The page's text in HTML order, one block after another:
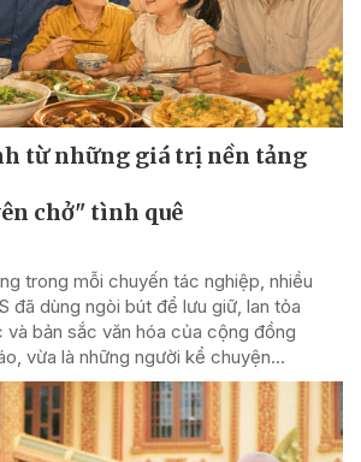
từ những giá trị nền tảng
chở" tình quê
trong mỗi chuyến tác nghiệp, nhiều
đã dùng ngòi bút để lưu giữ, lan tỏa
bản sắc văn hóa của cộng đồng
vừa là những người kể chuyện...